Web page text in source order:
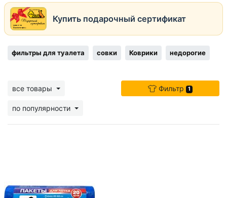
Купить подарочный сертификат
фильтры для туалета совки Коврики недорогие
все товары
по популярности
Фильтр 1